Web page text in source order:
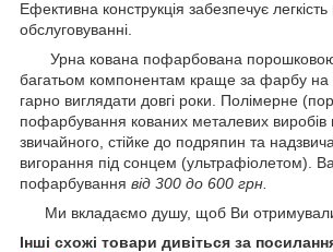
Ефективна конструкція забезпечує
обслуговуванні.
Урна кована пофарбована
багатьом компонентам краще за фарбу на
гарно виглядати довгі роки. Полімерне
пофарбування кованих металевих виробів
звичайного, стійке до подряпин та
вигорання під сонцем (ультрафіолетом).
пофарбування від 300 до 600 грн.
Ми вкладаємо душу, щоб Ви
Інші схожі товари дивіться за